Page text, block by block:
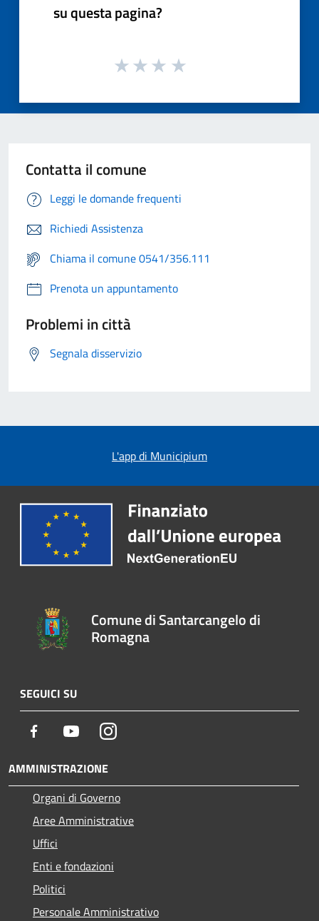
su questa pagina?
Contatta il comune
Leggi le domande frequenti
Richiedi Assistenza
Chiama il comune 0541/356.111
Prenota un appuntamento
Problemi in città
Segnala disservizio
L'app di Municipium
Comune di Santarcangelo di
Romagna
SEGUICI SU
Facebook YoutubeInstagram
AMMINISTRAZIONE
Organi di Governo
Aree Amministrative
Uffici
Enti e fondazioni
Politici
Personale Amministrativo